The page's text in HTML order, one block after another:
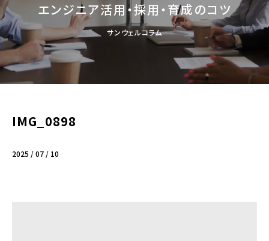
エンジニア活用・採用・育成のコツ
サンウェルコラム
IMG_0898
2025 / 07 / 10